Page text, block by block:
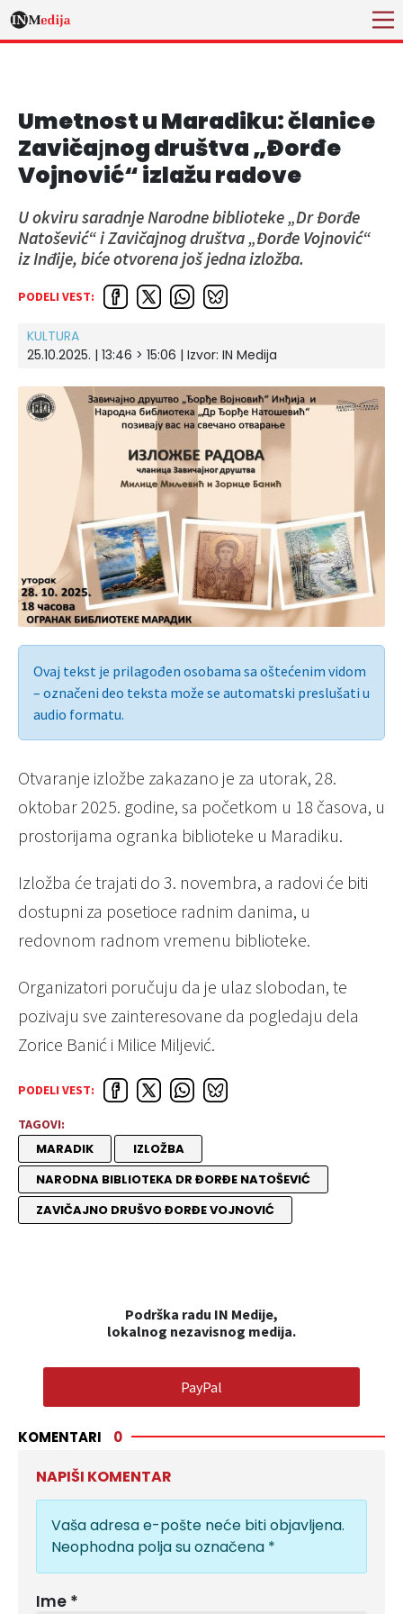
Umetnost u Maradiku: članice
Zavičaјnog društva „Đorđe
Vojnović“ izlažu radove
U okviru saradnje Narodne biblioteke „Dr Đorđe
Natošević“ i Zavičajnog društva „Đorđe Vojnović“
iz Inđije, biće otvorena još jedna izložba.
PODELI VEST:
KULTURA
25.10.2025. | 13:46 > 15:06 | Izvor: IN Medija
Ovaj tekst je prilagođen osobama sa oštećenim vidom
– označeni deo teksta može se automatski preslušati u
audio formatu.
Otvaranje izložbe zakazano je za utorak, 28.
oktobar 2025. godine, sa početkom u 18 časova, u
prostorijama ogranka biblioteke u Maradiku.
Izložba će trajati do 3. novembra, a radovi će biti
dostupni za posetioce radnim danima, u
redovnom radnom vremenu biblioteke.
Organizatori poručuju da je ulaz slobodan, te
pozivaju sve zainteresovane da pogledaju dela
Zorice Banić i Milice Miljević.
PODELI VEST:
TAGOVI:
MARADIK
IZLOŽBA
NARODNA BIBLIOTEKA DR ĐORĐE NATOŠEVIĆ
ZAVIČAJNO DRUŠVO ĐORĐE VOJNOVIĆ
Podrška radu IN Medije,
lokalnog nezavisnog medija.
PayPal
KOMENTARI 0
NAPIŠI KOMENTAR
Vaša adresa e-pošte neće biti objavljena.
Neophodna polja su označena *
Ime *